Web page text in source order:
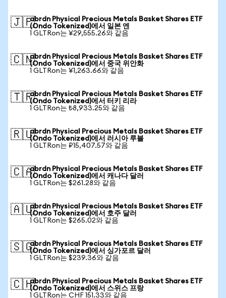
🇯🇵abrdn Physical Precious Metals Basket Shares ETF
(Ondo Tokenized)에서 일본 엔
1 GLTRon는 ¥29,555.26와 같음
🇨🇳abrdn Physical Precious Metals Basket Shares ETF
(Ondo Tokenized)에서 중국 위안화
1 GLTRon는 ¥1,263.66와 같음
🇹🇷abrdn Physical Precious Metals Basket Shares ETF
(Ondo Tokenized)에서 터키 리라
1 GLTRon는 ₺8,933.25와 같음
🇷🇺abrdn Physical Precious Metals Basket Shares ETF
(Ondo Tokenized)에서 러시아 루블
1 GLTRon는 ₽15,407.57와 같음
🇨🇦abrdn Physical Precious Metals Basket Shares ETF
(Ondo Tokenized)에서 캐나다 달러
1 GLTRon는 $261.28와 같음
🇦🇺abrdn Physical Precious Metals Basket Shares ETF
(Ondo Tokenized)에서 호주 달러
1 GLTRon는 $265.02와 같음
🇸🇬abrdn Physical Precious Metals Basket Shares ETF
(Ondo Tokenized)에서 싱가포르 달러
1 GLTRon는 $239.36와 같음
🇨🇭abrdn Physical Precious Metals Basket Shares ETF
(Ondo Tokenized)에서 스위스 프랑
1 GLTRon는 CHF 151.33와 같음